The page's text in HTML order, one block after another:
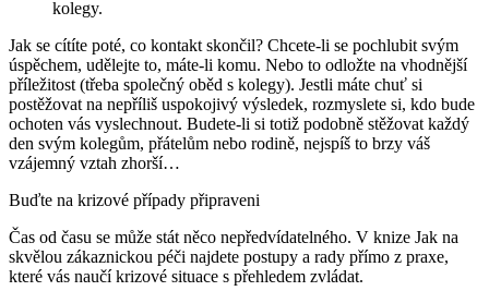
kolegy.
Jak se cítíte poté, co kontakt skončil? Chcete-li se pochlubit svým
úspěchem, udělejte to, máte-li komu. Nebo to odložte na vhodnější
příležitost (třeba společný oběd s kolegy). Jestli máte chuť si
postěžovat na nepříliš uspokojivý výsledek, rozmyslete si, kdo bude
ochoten vás vyslechnout. Budete-li si totiž podobně stěžovat každý
den svým kolegům, přátelům nebo rodině, nejspíš to brzy váš
vzájemný vztah zhorší…
Buďte na krizové případy připraveni
Čas od času se může stát něco nepředvídatelného. V knize Jak na
skvělou zákaznickou péči najdete postupy a rady přímo z praxe,
které vás naučí krizové situace s přehledem zvládat.